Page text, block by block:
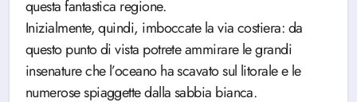
questa fantastica regione.
Inizialmente, quindi, imboccate la via costiera: da
questo punto di vista potrete ammirare le grandi
insenature che l’oceano ha scavato sul litorale e le
numerose spiaggette dalla sabbia bianca.